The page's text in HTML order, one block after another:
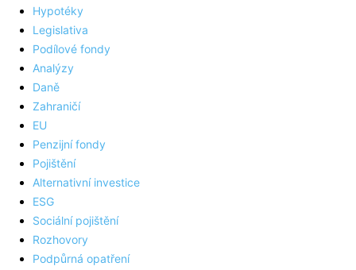
Hypotéky
Legislativa
Podílové fondy
Analýzy
Daně
Zahraničí
EU
Penzijní fondy
Pojištění
Alternativní investice
ESG
Sociální pojištění
Rozhovory
Podpůrná opatření